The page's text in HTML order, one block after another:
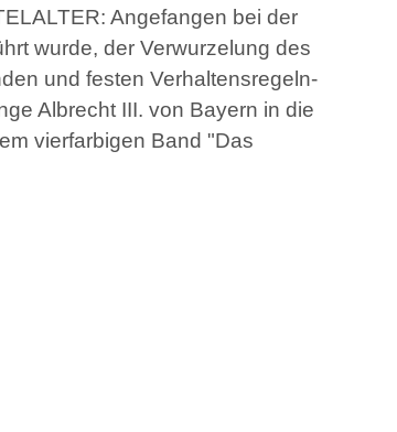
Angefangen bei der
wurde, der Verwurzelung des
und festen Verhaltensregeln-
Albrecht III. von Bayern in die
vierfarbigen Band "Das